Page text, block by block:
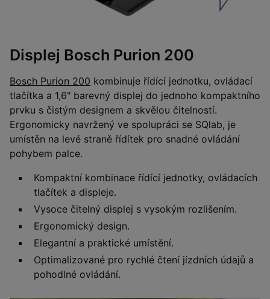
Displej Bosch Purion 200
Bosch Purion 200 kombinuje řídící jednotku, ovládací
tlačítka a 1,6" barevný displej do jednoho kompaktního
prvku s čistým designem a skvělou čitelností.
Ergonomicky navržený ve spolupráci se SQlab, je
umístěn na levé straně řídítek pro snadné ovládání
pohybem palce.
Kompaktní kombinace řídící jednotky, ovládacích
tlačítek a displeje.
Vysoce čitelný displej s vysokým rozlišením.
Ergonomický design.
Elegantní a praktické umístění.
Optimalizované pro rychlé čtení jízdních údajů a
pohodlné ovládání.